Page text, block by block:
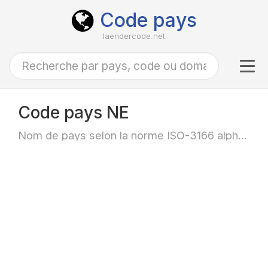
Code pays
laendercode.net
Code pays NE
Nom de pays selon la norme ISO-3166 alpha-2